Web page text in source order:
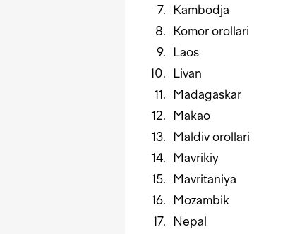
Kambodja
Komor orollari
Laos
Livan
Madagaskar
Makao
Maldiv orollari
Mavrikiy
Mavritaniya
Mozambik
Nepal